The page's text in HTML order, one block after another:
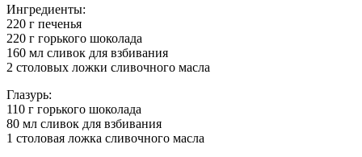
Ингредиенты:
220 г печенья
220 г горького шоколада
160 мл сливок для взбивания
2 столовых ложки сливочного масла
Глазурь:
110 г горького шоколада
80 мл сливок для взбивания
1 столовая ложка сливочного масла